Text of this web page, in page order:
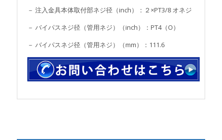
－ 注入金具本体取付部ネジ径（inch）：２×PT3/8 オネジ
－ バイパスネジ径（管用ネジ）（inch）：PT4（O）
－ バイパスネジ径（管用ネジ）（mm）：111.6